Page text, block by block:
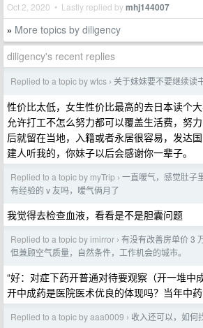
Oct 2, 2020 • Lastly replied bymhj144007
» More topics by diligency
diligency's recent replies
Replied to a topic by wtcs › 关于妹妹要不要继续读
性价比太低，女生性价比最高的去日本读个
允许打工不怎么努力都可以覆盖生活费，努
后就留在当地，入籍或者永居很容易，发达
建人听我的，你妹子以后会感谢你一辈子。
Replied to a topic by myTrip › 一直嗳气，感觉肚子
有经验的 v 友吗，嗳气俩月了
我觉得去检查血液，看看是不是胆囊问题
Replied to a topic by imirror › 有没有改善房单价 3
但兼顾空气质量，自然条件，工作机会的城市。
“好：对症下药开普通对待要观察（开一堆中
开中成药是医院医术优良的体现吗？当年中药
Replied to a topic by aaa0009 › 收入还可以，如何